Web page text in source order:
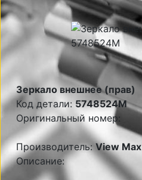
Зеркало внешнее (прав)
Код детали:5748524M
Оригинальный номер:
Производитель: View Max
Описание: